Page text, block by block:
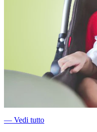
― Vedi tutto